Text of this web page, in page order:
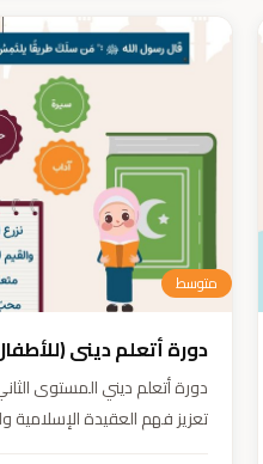
متوسط
دورة أتعلم ديني
دورة أتعلم ديني المستوى
تعزيز فهم العقيدة الإسلامية